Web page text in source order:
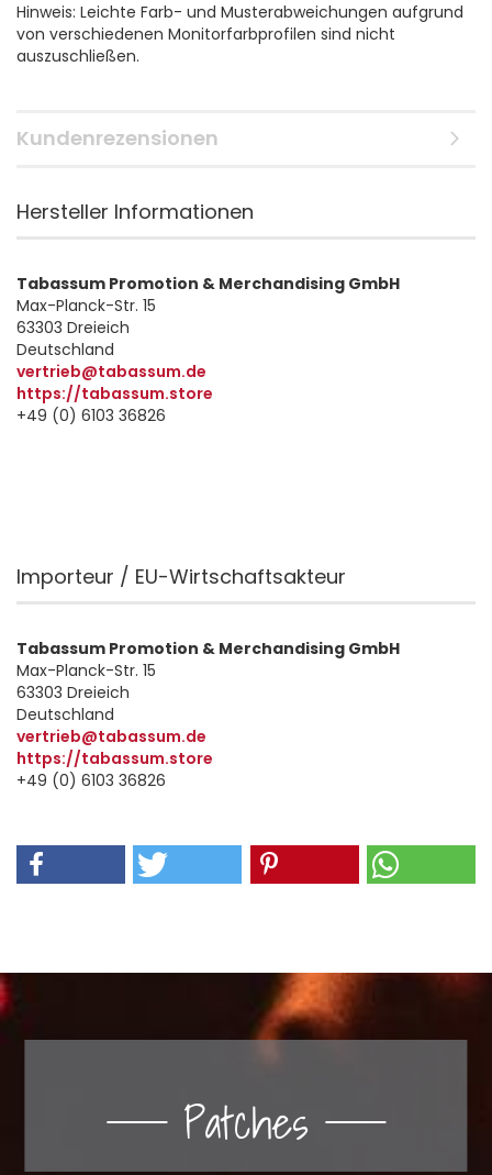
Hinweis: Leichte Farb- und Musterabweichungen aufgrund
von verschiedenen Monitorfarbprofilen sind nicht
auszuschließen.
Kundenrezensionen
Hersteller Informationen
Tabassum Promotion & Merchandising GmbH
Max-Planck-Str. 15
63303 Dreieich
Deutschland
vertrieb@tabassum.de
https://tabassum.store
+49 (0) 6103 36826
Importeur / EU-Wirtschaftsakteur
Tabassum Promotion & Merchandising GmbH
Max-Planck-Str. 15
63303 Dreieich
Deutschland
vertrieb@tabassum.de
https://tabassum.store
+49 (0) 6103 36826
Patches